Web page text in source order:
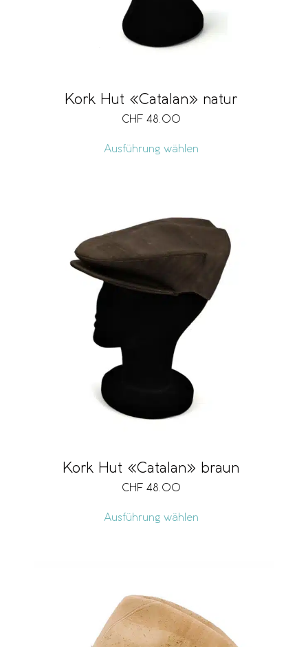
Kork Hut «Catalan» natur
CHF 48.00
Ausführung wählen
Kork Hut «Catalan» braun
CHF 48.00
Ausführung wählen